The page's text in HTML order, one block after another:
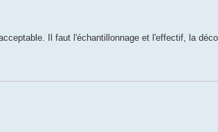
Il faut l'échantillonnage et l'effectif, la